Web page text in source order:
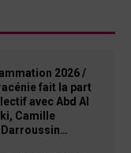
2026 /
fait la part
avec Abd Al
Camille